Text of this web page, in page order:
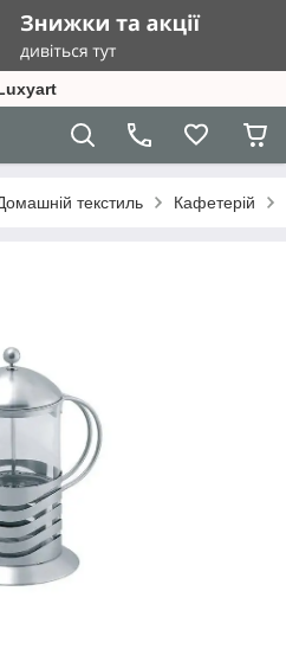
текстиль Кафетерій